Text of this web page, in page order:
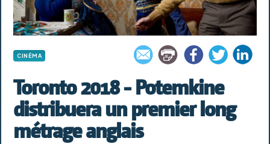
CINÉMA
Toronto 2018 - Potemkine
distribuera un premier long
métrage anglais